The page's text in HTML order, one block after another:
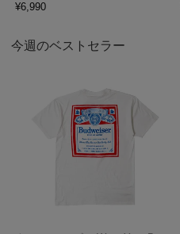
¥6,990
今週のベストセラー